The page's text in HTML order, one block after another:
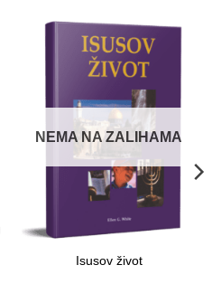
NEMA NA ZALIHAMA
Isusov život